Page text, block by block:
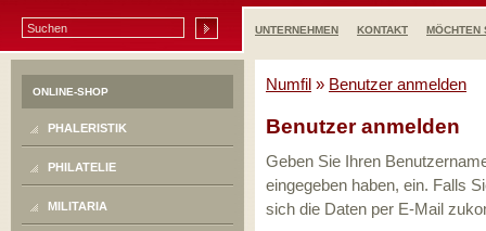
UNTERNEHMEN KONTAKT MÖCHTEN
ONLINE-SHOP
PHALERISTIK
PHILATELIE
MILITARIA
Numfil » Benutzer anmelden
Benutzer anmelden
Geben Sie Ihren
eingegeben haben, ein. Falls
sich die Daten per E-Mail